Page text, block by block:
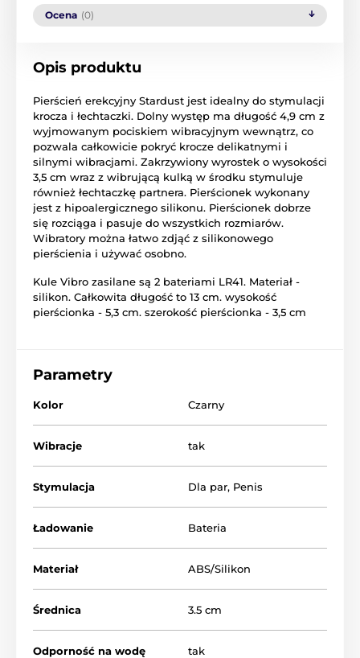
Ocena (0)
Opis produktu
Pierścień erekcyjny Stardust jest idealny do stymulacji
krocza i łechtaczki. Dolny występ ma długość 4,9 cm z
wyjmowanym pociskiem wibracyjnym wewnątrz, co
pozwala całkowicie pokryć krocze delikatnymi i
silnymi wibracjami. Zakrzywiony wyrostek o wysokości
3,5 cm wraz z wibrującą kulką w środku stymuluje
również łechtaczkę partnera. Pierścionek wykonany
jest z hipoalergicznego silikonu. Pierścionek dobrze
się rozciąga i pasuje do wszystkich rozmiarów.
Wibratory można łatwo zdjąć z silikonowego
pierścienia i używać osobno.
Kule Vibro zasilane są 2 bateriami LR41. Materiał -
silikon. Całkowita długość to 13 cm. wysokość
pierścionka - 5,3 cm. szerokość pierścionka - 3,5 cm
Parametry
Kolor Czarny
Wibracje tak
Stymulacja Dla par, Penis
Ładowanie Bateria
Materiał ABS/Silikon
Średnica 3.5 cm
Odporność na wodę tak